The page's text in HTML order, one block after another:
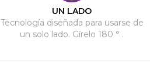
UN LADO
Tecnología diseñada para usarse de
un solo lado. Gírelo 180 ° .